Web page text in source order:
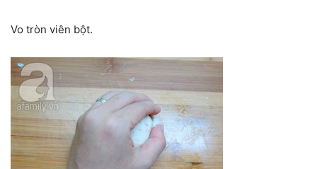
Vo tròn viên bột.